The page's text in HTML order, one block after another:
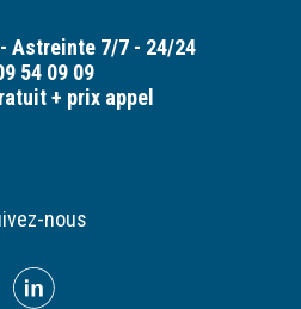
Astreinte 7/7 - 24/24
54 09 09
+ prix appel
nous